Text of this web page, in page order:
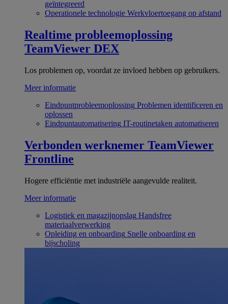
geïntegreerd
Operationele technologie Werkvloertoegang op afstand
Realtime probleemoplossing
TeamViewer DEX
Los problemen op, voordat ze invloed hebben op gebruikers.
Meer informatie
Eindpuntprobleemoplossing Problemen identificeren en
oplossen
Eindpuntautomatisering IT-routinetaken automatiseren
Verbonden werknemer TeamViewer
Frontline
Hogere efficiëntie met industriële aangevulde realiteit.
Meer informatie
Logistiek en magazijnopslag Handsfree
materiaalverwerking
Opleiding en onboarding Snelle onboarding en
bijscholing